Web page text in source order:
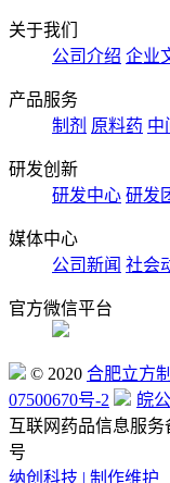
关于我们
公司介绍 企业
产品服务
制剂 原料药 中
研发创新
研发中心 研发
媒体中心
公司新闻 社会
官方微信平台
© 2020 合肥立方
07500670号-2
皖
互联网药品信息服务
号
纳创科技 | 制作维护